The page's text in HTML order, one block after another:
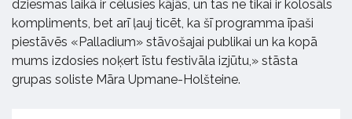
dziesmas laikā ir cēlusies kājās, un tas ne tikai ir kolosāls
kompliments, bet arī ļauj ticēt, ka šī programma īpaši
piestāvēs «Palladium» stāvošajai publikai un ka kopā
mums izdosies noķert īstu festivāla izjūtu,» stāsta
grupas soliste Māra Upmane-Holšteine.